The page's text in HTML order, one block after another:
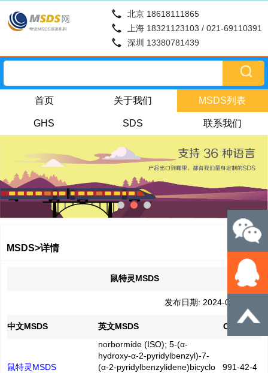
北京 18618111865
上海 18321123103 / 021-69110391
深圳 13380781439
首页 关于我们 MSDS列表
GHS SDS 联系我们
MSDS>详情
鼠特灵MSDS
发布日期: 2024-04-17
中文MSDS 英文MSDS CAS No.
鼠特灵MSDS
norbormide (ISO); 5-(α-
hydroxy-α-2-pyridylbenzyl)-7-
(α-2-pyridylbenzylidene)bicyclo
991-42-4